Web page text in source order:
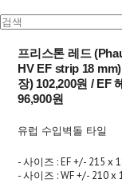
프리스톤 레드
HV EF strip 18
장) 102,200원 / EF
96,900원
유럽 수입벽돌 타일
- 사이즈 : EF +/- 215 x
- 사이즈 : WF +/- 210 x